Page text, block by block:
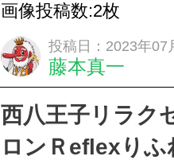
画像投稿数:2枚
投稿日：2023年07
藤本真一
西八王子リラク
ロンＲeflexりふ